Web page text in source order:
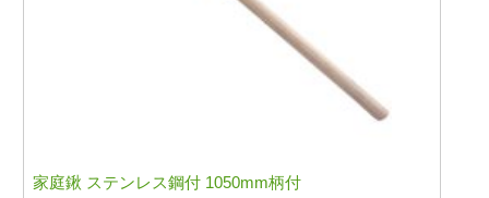
家庭鍬 ステンレス鋼付 1050mm柄付